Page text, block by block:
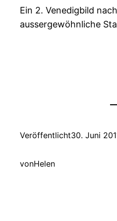
Ein 2. Venedigbild
aussergewöhnliche
Veröffentlicht30. Juni
vonHelen